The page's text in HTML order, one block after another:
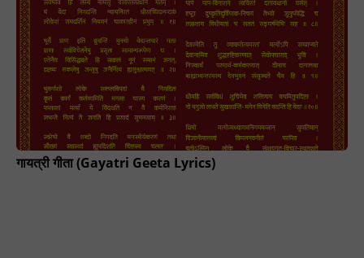
गायत्री गीता (Gayatri Geeta Lyrics)